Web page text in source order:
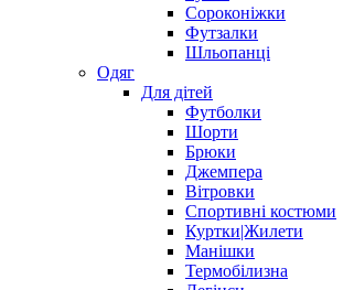
Сороконіжки
Футзалки
Шльопанці
Одяг
Для дітей
Футболки
Шорти
Брюки
Джемпера
Вітровки
Спортивні костюми
Куртки|Жилети
Манішки
Термобілизна